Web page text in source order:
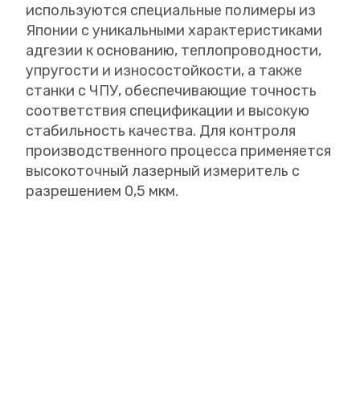
используются специальные полимеры из
Японии с уникальными характеристиками
адгезии к основанию, теплопроводности,
упругости и износостойкости, а также
станки с ЧПУ, обеспечивающие точность
соответствия спецификации и высокую
стабильность качества. Для контроля
производственного процесса применяется
высокоточный лазерный измеритель с
разрешением 0,5 мкм.